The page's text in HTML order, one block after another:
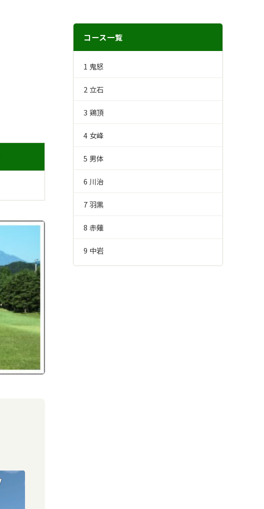
コース一覧
1 鬼怒
2 立石
3 鶏頂
4 女峰
5 男体
6 川治
7 羽黒
8 赤薙
9 中岩